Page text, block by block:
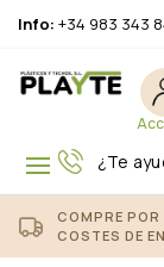
Info: +34 983 343
¿Te
COMPRE POR
COSTES DE